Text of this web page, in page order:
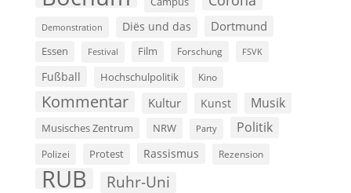
Demonstration Diës und das Dortmund
Essen Festival Film Forschung FSVK
Fußball Hochschulpolitik Kino
Kommentar Kultur Kunst Musik
Musisches Zentrum NRW Party Politik
Polizei Protest Rassismus Rezension
RUB Ruhr-Uni